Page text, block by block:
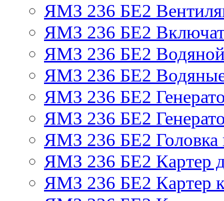
ЯМЗ 236 БЕ2
ЯМЗ 236 БЕ2
ЯМЗ 236 БЕ2 Водяной
ЯМЗ 236 БЕ2
ЯМЗ 236 БЕ2
ЯМЗ 236 БЕ2
ЯМЗ 236 БЕ2 Головка
ЯМЗ 236 БЕ2 Картер
ЯМЗ 236 БЕ2 Картер